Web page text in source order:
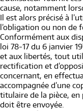
cause, notamment
Il est alors précisé à
l’obligation ou non de
Conformément aux
loi 78-17 du 6 janvier
et aux libertés, tout
rectification et
concernant, en
accompagnée d’une
titulaire de la pièce, en
doit être envoyée.